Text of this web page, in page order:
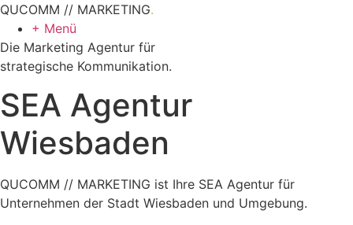
QUCOMM // MARKETING.
+ Menü
Die Marketing Agentur für
strategische Kommunikation.
SEA Agentur
Wiesbaden
QUCOMM // MARKETING ist Ihre SEA Agentur für
Unternehmen der Stadt Wiesbaden und Umgebung.